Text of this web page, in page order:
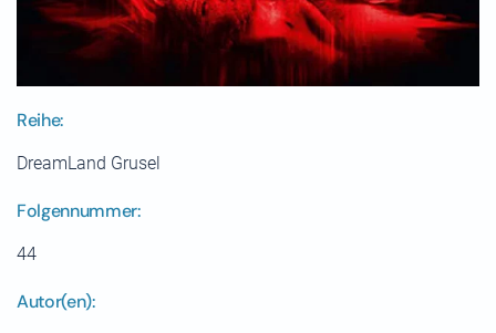
Reihe:
DreamLand Grusel
Folgennummer:
44
Autor(en):